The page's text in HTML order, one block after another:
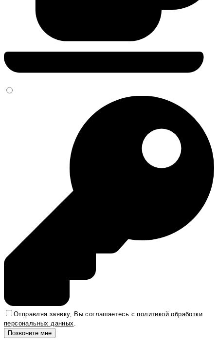
Отправляя заявку, Вы соглашаетесь сполитикой обработки
персональных данных.